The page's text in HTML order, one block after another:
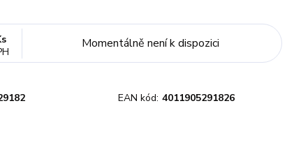
Momentálně není k dispozici
EAN kód: 4011905291826